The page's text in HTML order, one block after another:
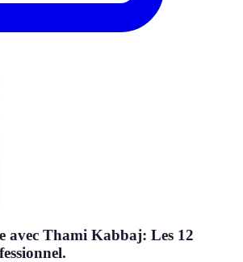
avec Thami Kabbaj: Les 12